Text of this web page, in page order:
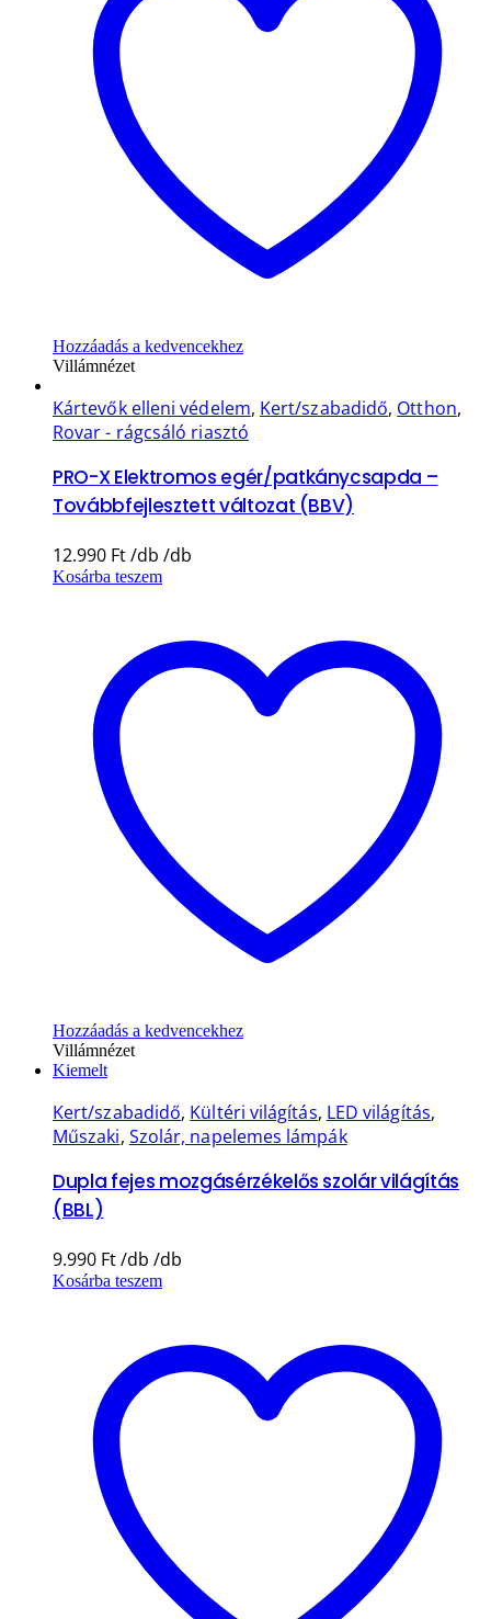
Hozzáadás a kedvencekhez
Villámnézet
Kártevők elleni védelem, Kert/szabadidő, Otthon,
Rovar - rágcsáló riasztó
PRO-X Elektromos egér/patkánycsapda –
Továbbfejlesztett változat (BBV)
12.990 Ft
Kosárba teszem
Hozzáadás a kedvencekhez
Villámnézet
Kiemelt
Kert/szabadidő, Kültéri világítás, LED világítás,
Műszaki, Szolár, napelemes lámpák
Dupla fejes mozgásérzékelős szolár világítás
(BBL)
9.990 Ft
Kosárba teszem